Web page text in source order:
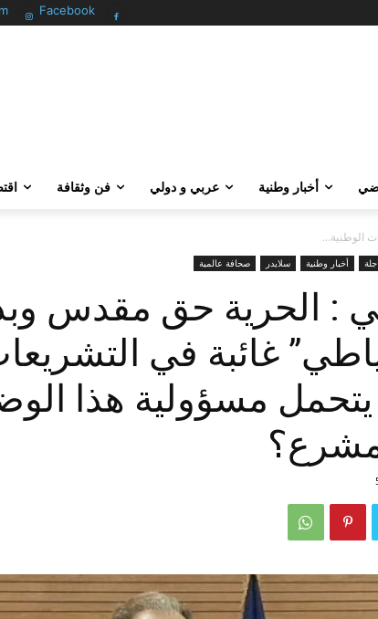
Facebook
أخبار وطنية عربي و دولي فن وثقافة
الوطنية...
أخبار وطنية سلايدر صحافة عالمية
: الحرية حق مقدس
غائبة في
مسؤولية هذا